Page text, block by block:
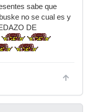
sabe que
no se cual es y
DE